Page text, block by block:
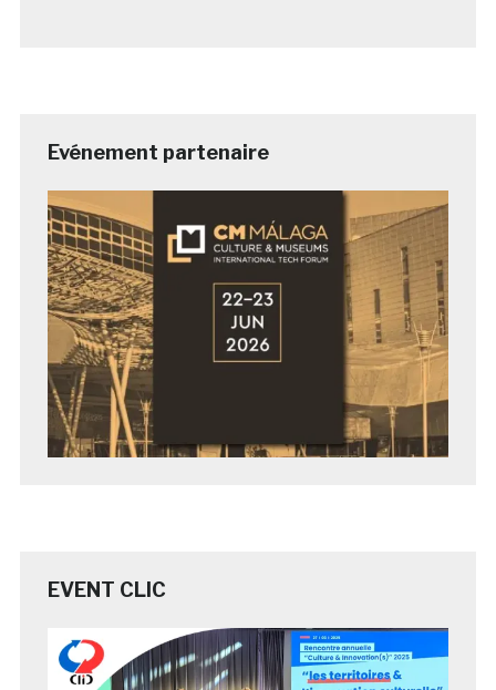
Evénement partenaire
EVENT CLIC